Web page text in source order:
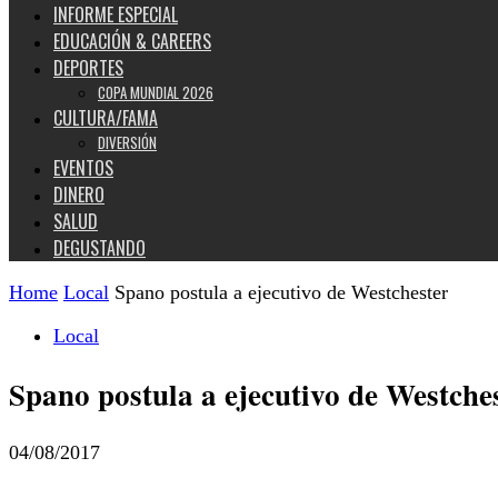
INFORME ESPECIAL
EDUCACIÓN & CAREERS
DEPORTES
COPA MUNDIAL 2026
CULTURA/FAMA
DIVERSIÓN
EVENTOS
DINERO
SALUD
DEGUSTANDO
Home Local Spano postula a ejecutivo de Westchester
Local
Spano postula a ejecutivo de
04/08/2017